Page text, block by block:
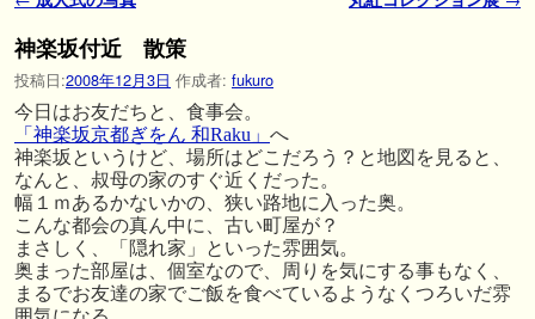
神楽坂付近 散策
投稿日:2008年12月3日 作成者: fukuro
今日はお友だちと、食事会。
「神楽坂京都ぎをん 和Raku」 へ
神楽坂というけど、場所はどこだろう？と地図を見ると、
なんと、叔母の家のすぐ近くだった。
幅１ｍあるかないかの、狭い路地に入った奥。
こんな都会の真ん中に、古い町屋が？
まさしく、「隠れ家」といった雰囲気。
奥まった部屋は、個室なので、周りを気にする事もなく、
まるでお友達の家でご飯を食べているようなくつろいだ雰